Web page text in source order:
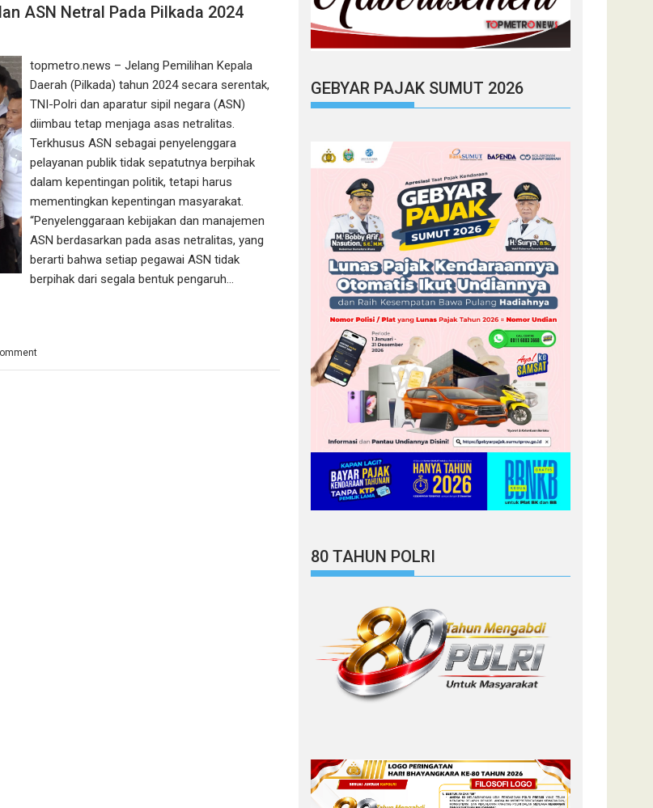
ASN Netral Pada Pilkada 2024
topmetro.news – Jelang Pemilihan Kepala
Daerah (Pilkada) tahun 2024 secara serentak,
TNI-Polri dan aparatur sipil negara (ASN)
diimbau tetap menjaga asas netralitas.
Terkhusus ASN sebagai penyelenggara
pelayanan publik tidak sepatutnya berpihak
dalam kepentingan politik, tetapi harus
mementingkan kepentingan masyarakat.
“Penyelenggaraan kebijakan dan manajemen
ASN berdasarkan pada asas netralitas, yang
berarti bahwa setiap pegawai ASN tidak
berpihak dari segala bentuk pengaruh…
GEBYAR PAJAK SUMUT 2026
80 TAHUN POLRI